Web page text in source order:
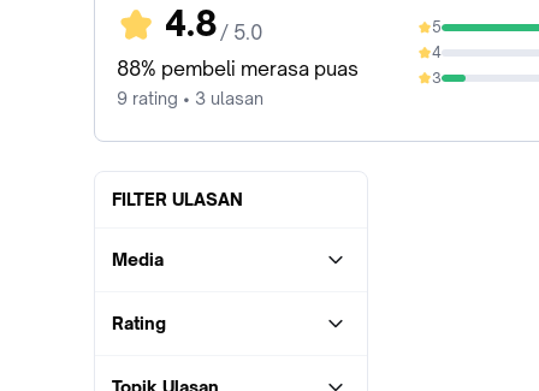
4.8 / 5.0
88% pembeli merasa puas
9 rating • 3 ulasan
5
88.89%
4
0%
3
11.11%
FILTER ULASAN
Media
Rating
Topik Ulasan